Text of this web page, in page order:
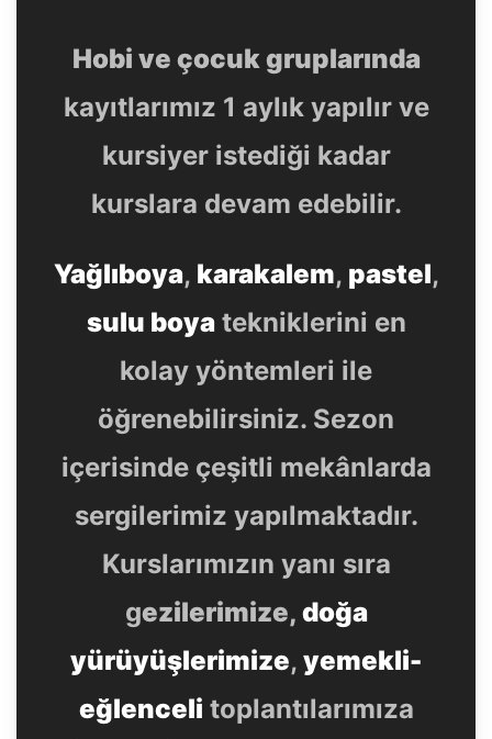
Hobi ve çocuk gruplarında
kayıtlarımız 1 aylık yapılır ve
kursiyer istediği kadar
kurslara devam edebilir.
Yağlıboya, karakalem, pastel,
sulu boyatekniklerini en
kolay yöntemleri ile
öğrenebilirsiniz. Sezon
içerisinde çeşitli mekânlarda
sergilerimiz yapılmaktadır.
Kurslarımızın yanı sıra
gezilerimize, doğa
yürüyüşlerimize, yemekli-
eğlenceli toplantılarımıza